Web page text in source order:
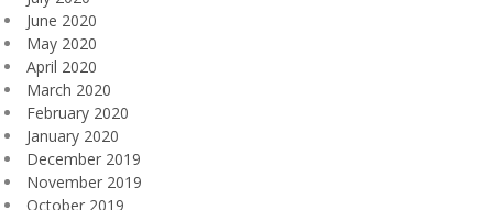
June 2020
May 2020
April 2020
March 2020
February 2020
January 2020
December 2019
November 2019
October 2019